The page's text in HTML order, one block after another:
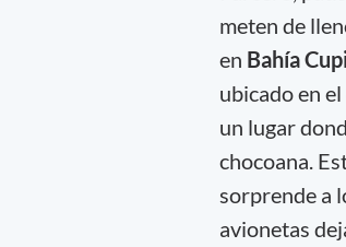
meten de
en Bahía
ubicado en
un lugar
chocoana.
sorprende a
avionetas